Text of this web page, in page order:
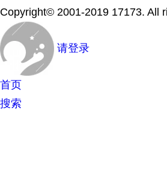
Copyright© 2001-2019 17173. All
请登录
首页
搜索